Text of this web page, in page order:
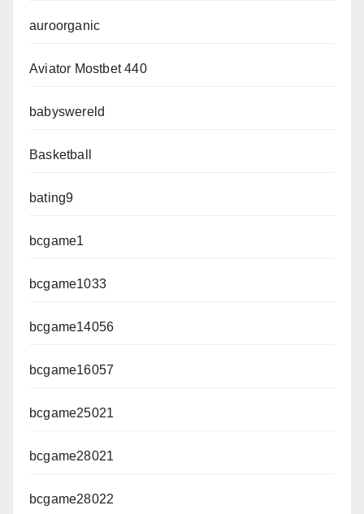
auroorganic
Aviator Mostbet 440
babyswereld
Basketball
bating9
bcgame1
bcgame1033
bcgame14056
bcgame16057
bcgame25021
bcgame28021
bcgame28022